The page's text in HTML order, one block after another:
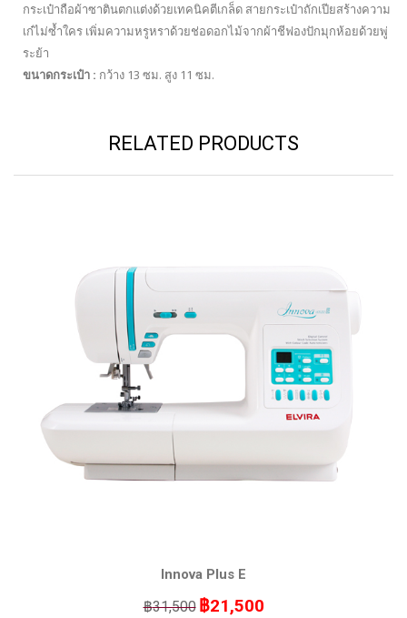
กระเป๋าถือผ้าซาตินตกแต่งด้วยเทคนิคตีเกล็ด สายกระเป๋าถักเปียสร้างความ
เก๋ไม่ซ้ำใคร เพิ่มความหรูหราด้วยช่อดอกไม้จากผ้าชีฟองปักมุกห้อยด้วยพู่
ระย้า
ขนาดกระเป๋า : กว้าง 13 ซม. สูง 11 ซม.
RELATED PRODUCTS
Innova Plus E
฿31,500 Original
฿21,500Current